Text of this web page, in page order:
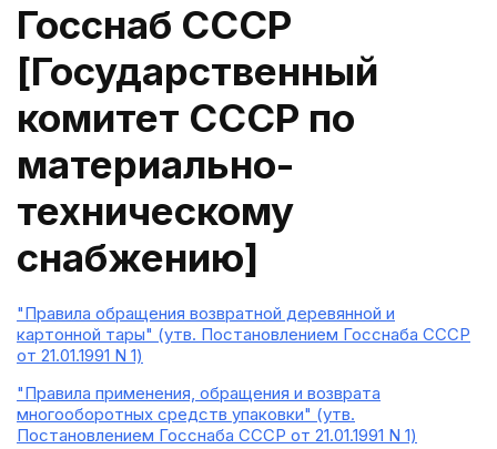
Госснаб СССР
[Государственный
комитет СССР по
материально-
техническому
снабжению]
"Правила обращения возвратной деревянной и
картонной тары" (утв. Постановлением Госснаба СССР
от 21.01.1991 N 1)
"Правила применения, обращения и возврата
многооборотных средств упаковки" (утв.
Постановлением Госснаба СССР от 21.01.1991 N 1)